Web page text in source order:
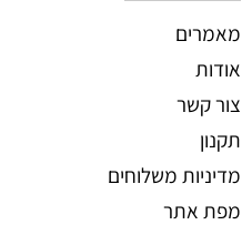
מאמרים
אודות
צור קשר
תקנון
מדיניות משלוחים
מפת אתר